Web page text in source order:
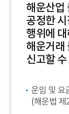
해운산업
공정한
행위에 대
해운거래
신고할
운임 및 요
(해운법